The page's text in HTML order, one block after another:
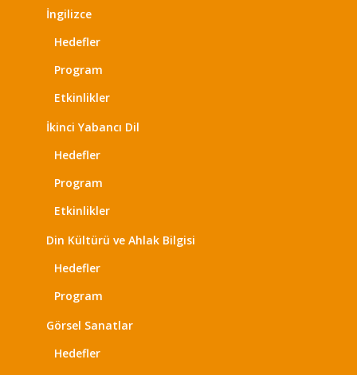
İngilizce
Hedefler
Program
Etkinlikler
İkinci Yabancı Dil
Hedefler
Program
Etkinlikler
Din Kültürü ve Ahlak Bilgisi
Hedefler
Program
Görsel Sanatlar
Hedefler